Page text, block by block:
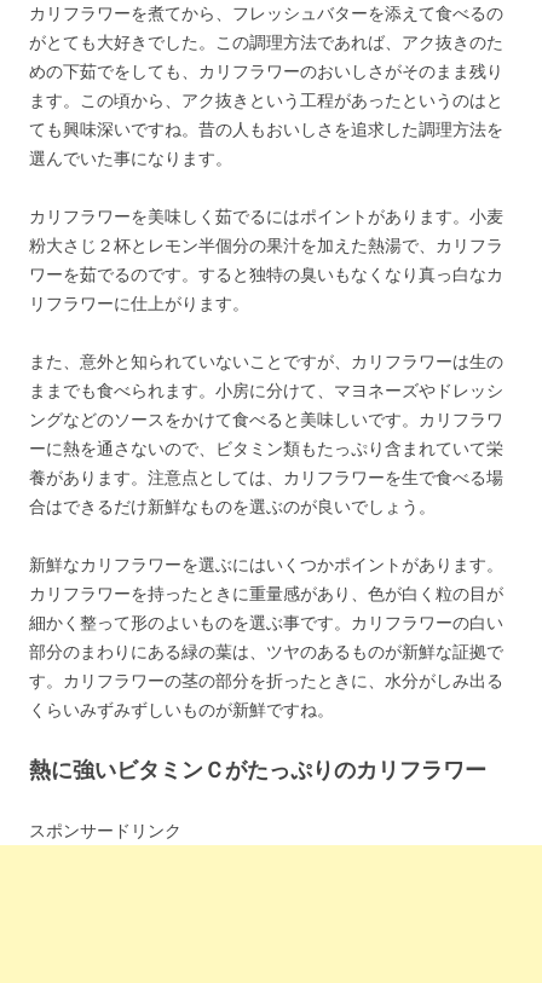
カリフラワーを煮てから、フレッシュバターを添えて食べるの
がとても大好きでした。この調理方法であれば、アク抜きのた
めの下茹でをしても、カリフラワーのおいしさがそのまま残り
ます。この頃から、アク抜きという工程があったというのはと
ても興味深いですね。昔の人もおいしさを追求した調理方法を
選んでいた事になります。
カリフラワーを美味しく茹でるにはポイントがあります。小麦
粉大さじ２杯とレモン半個分の果汁を加えた熱湯で、カリフラ
ワーを茹でるのです。すると独特の臭いもなくなり真っ白なカ
リフラワーに仕上がります。
また、意外と知られていないことですが、カリフラワーは生の
ままでも食べられます。小房に分けて、マヨネーズやドレッシ
ングなどのソースをかけて食べると美味しいです。カリフラワ
ーに熱を通さないので、ビタミン類もたっぷり含まれていて栄
養があります。注意点としては、カリフラワーを生で食べる場
合はできるだけ新鮮なものを選ぶのが良いでしょう。
新鮮なカリフラワーを選ぶにはいくつかポイントがあります。
カリフラワーを持ったときに重量感があり、色が白く粒の目が
細かく整って形のよいものを選ぶ事です。カリフラワーの白い
部分のまわりにある緑の葉は、ツヤのあるものが新鮮な証拠で
す。カリフラワーの茎の部分を折ったときに、水分がしみ出る
くらいみずみずしいものが新鮮ですね。
熱に強いビタミンＣがたっぷりのカリフラワー
スポンサードリンク